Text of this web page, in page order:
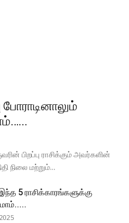
பிறப்பு ராசிக்கும் அவர்களின்
நிலை மற்றும்...
5 ராசிக்காரங்களுக்கு